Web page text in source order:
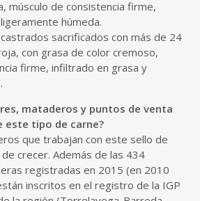
músculo de consistencia firme,
húmeda.
sacrificados con más de 24
con grasa de color cremoso,
firme, infiltrado en grasa y
mataderos y puntos de venta
este tipo de carne?
que trabajan con este sello de
crecer. Además de las 434
registradas en 2015 (en 2010
inscritos en el registro de la IGP